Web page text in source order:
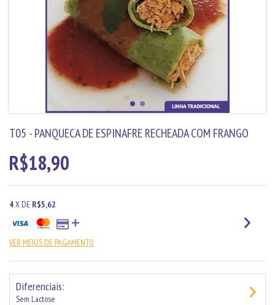
T05 - PANQUECA DE ESPINAFRE RECHEADA COM FRANGO
R$18,90
4X DE R$5,62
VER MEIOS DE PAGAMENTO
Diferenciais:
Sem Lactose